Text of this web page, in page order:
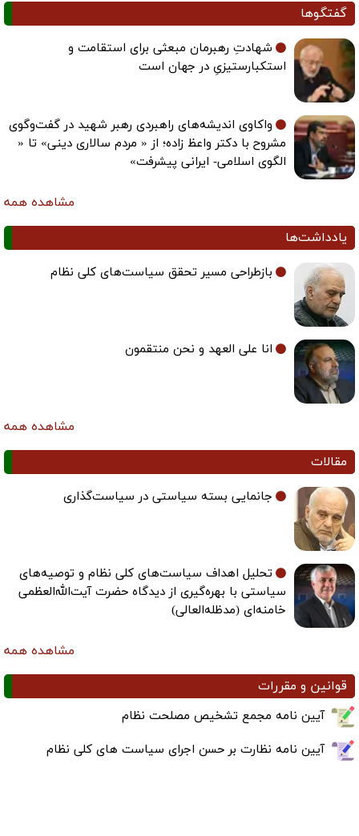
گفتگوها
شهادتِ رهبرمان مبعثی برای استقامت و
استکبارستیزیِ در جهان است
واکاوی اندیشه‌های راهبردی رهبر شهید در گفت‌وگوی
مشروح با دکتر واعظ زاده؛ از « مردم سالاری دینی» تا «
الگوی اسلامی- ایرانی پیشرفت»
مشاهده همه
یادداشت‌ها
بازطراحی مسیر تحقق سیاست‌های کلی نظام
انا علی العهد و نحن منتقمون
مشاهده همه
مقالات
جانمایی بسته سیاستی در سیاست‌گذاری
تحلیل اهداف سیاست‌های کلی نظام و توصیه‌های
سیاستی با بهره‌گیری از دیدگاه حضرت آیت‌الله‌العظمی
خامنه‌ای (مدظله‌العالی)
مشاهده همه
قوانین و مقررات
آیین نامه مجمع تشخیص مصلحت نظام
آیین نامه نظارت بر حسن اجرای سیاست های کلی نظام